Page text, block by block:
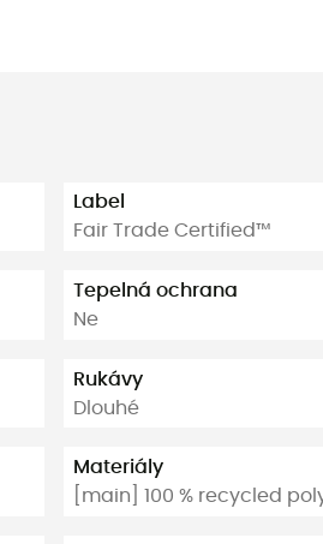
Label
Fair Trade Certified™
Tepelná ochrana
Ne
Rukávy
Dlouhé
Materiály
[main] 100 % recycled